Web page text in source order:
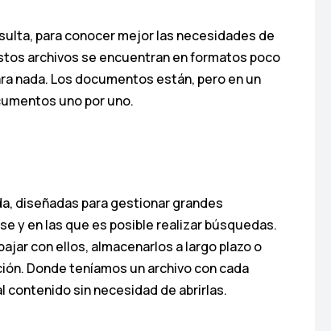
para conocer mejor las necesidades de
archivos se encuentran en formatos poco
nada. Los documentos están, pero en un
uno por uno.
diseñadas para gestionar grandes
y en las que es posible realizar búsquedas.
con ellos, almacenarlos a largo plazo o
Donde teníamos un archivo con cada
contenido sin necesidad de abrirlas.